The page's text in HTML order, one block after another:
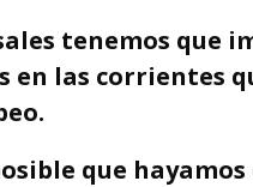
tenemos que
las corrientes
que